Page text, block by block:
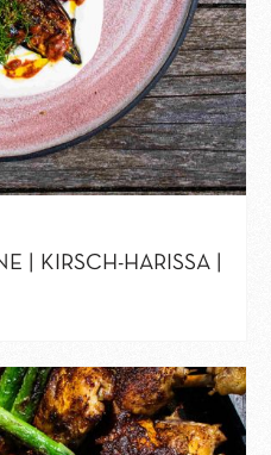
| KIRSCH-HARISSA |